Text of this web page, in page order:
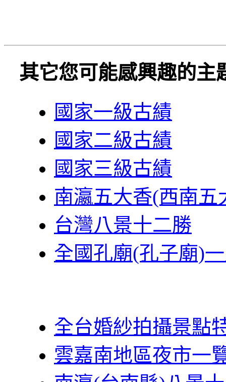
其它您可能感興趣的主
國家一級古績
國家二級古績
國家三級古績
南瀛五大香(西南五
台灣八景十二勝
全國孔廟(孔子廟)
全台婚紗拍攝景點
雲嘉南地區夜市一